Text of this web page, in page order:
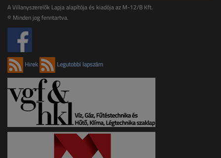
A Villanyszerelők Lapja alapítója és kiadója az M-12/B Kft.
© Minden jog fenntartva.
Hírek Legutóbbi lapszám